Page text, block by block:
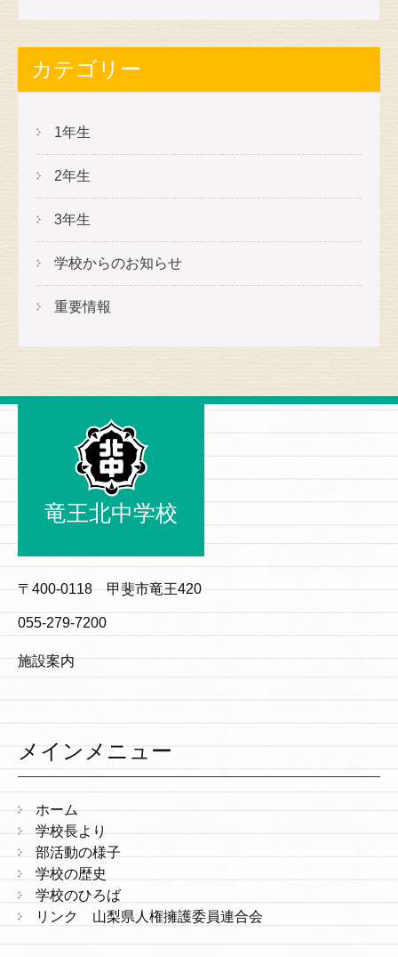
カテゴリー
1年生
2年生
3年生
学校からのお知らせ
重要情報
竜王北中学校
〒400-0118 甲斐市竜王420
055-279-7200
施設案内
メインメニュー
ホーム
学校長より
部活動の様子
学校の歴史
学校のひろば
リンク 山梨県人権擁護委員連合会